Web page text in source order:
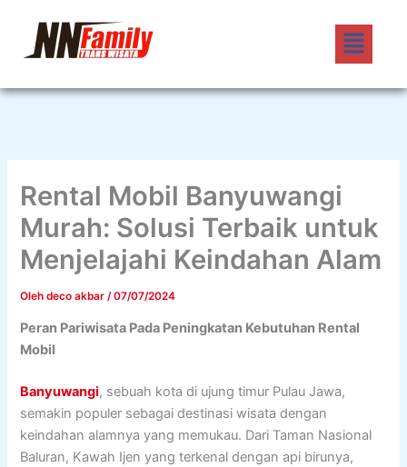
konten
Menu
Rental Mobil Banyuwangi
Murah: Solusi Terbaik untuk
Menjelajahi Keindahan Alam
Olehdeco akbar /07/07/2024
Peran Pariwisata Pada Peningkatan Kebutuhan Rental
Mobil
Banyuwangi, sebuah kota di ujung timur Pulau Jawa,
semakin populer sebagai destinasi wisata dengan
keindahan alamnya yang memukau. Dari Taman Nasional
Baluran, Kawah Ijen yang terkenal dengan api birunya,